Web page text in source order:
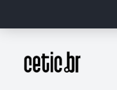
Página inicial